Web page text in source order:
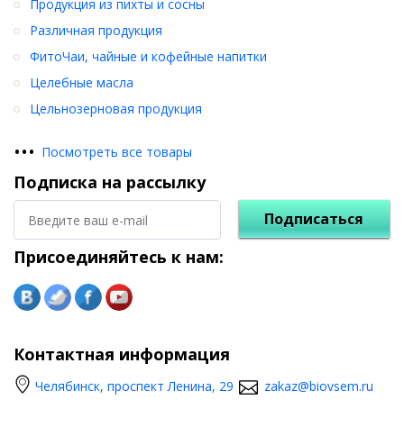
Продукция из пихты и сосны
Различная продукция
ФитоЧаи, чайные и кофейные напитки
Целебные масла
Цельнозерновая продукция
••• Посмотреть все товары
Подписка на рассылку
Подписаться
Присоединяйтесь к нам:
Контактная информация
Челябинск, проспект Ленина, 29 zakaz@biovsem.ru